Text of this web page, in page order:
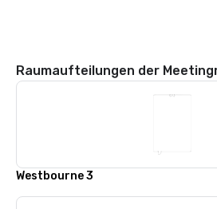
Raumaufteilungen der
Westbourne 3